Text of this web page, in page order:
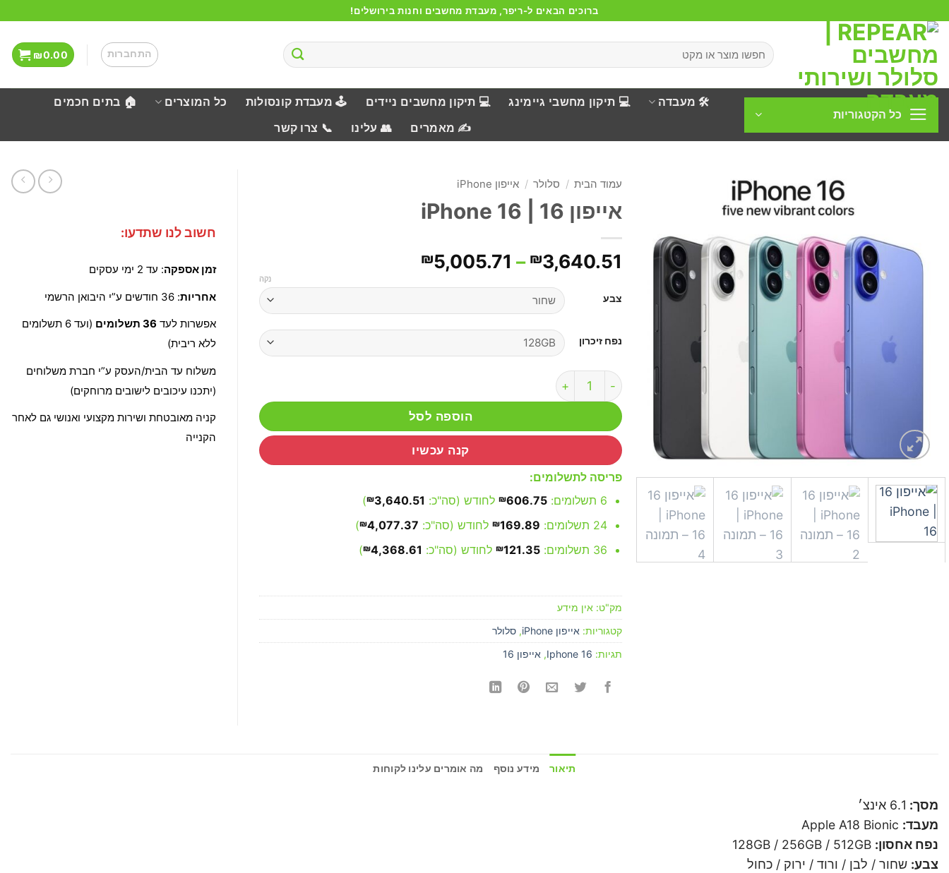
to
content
ברוכים הבאים ל-ריפר, מעבדת מחשבים וחנות בירושלים!
חיפוש
עבור:
התחברות ₪0.00
כל הקטגוריות
🛠️ מעבדה 💻 תיקון מחשבי גיימינג 💻 תיקון מחשבים ניידים 🕹️ מעבדת קונסולות כל המוצרים
🏠 בתים חכמים
✍️ מאמרים
👥 עלינו 📞 צרו קשר
עמוד הבית / סלולר / אייפון iPhone
אייפון 16 | iPhone 16
₪3,640.51
–
₪5,005.71
עד
צבע
נפח זיכרון
נקה
כמות של אייפון 16 | iPhone 16
הוספה לסל
קנה עכשיו
פריסה לתשלומים:
6 תשלומים:
₪606.75 לחודש (סה"כ: ₪3,640.51
)
24 תשלומים:
₪169.89 לחודש (סה"כ: ₪4,077.37
)
36 תשלומים:
₪121.35 לחודש (סה"כ: ₪4,368.61
)
מק"ט: אין מידע
קטגוריות: אייפון iPhone , סלולר
תגיות: Iphone 16
, אייפון 16
חשוב לנו שתדעו:
זמן אספקה: עד 2 ימי עסקים
אחריות: 36 חודשים ע”י היבואן הרשמי
אפשרות לעד 36 תשלומים
(ועד 6 תשלומים
ללא ריבית)
משלוח עד הבית/העסק ע”י חברת משלוחים
(יתכנו עיכובים לישובים מרוחקים)
קניה מאובטחת ושירות מקצועי ואנושי גם לאחר
הקנייה
תיאור מידע נוסף מה אומרים עלינו לקוחות
מסך: 6.1 אינצ׳
מעבד:
נפח אחסון:
צבע: שחור / לבן / ורוד / ירוק / כחול